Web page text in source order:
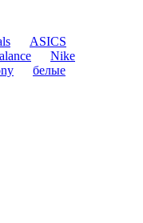
ASICS
Nike
белые